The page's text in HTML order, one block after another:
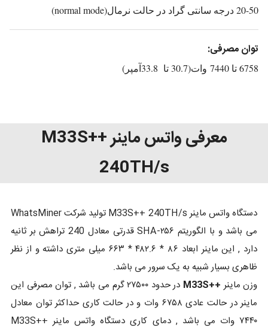
20-50 درجه سانتی گراد در حالت نرمال( normal mode
)
توان مصرفی:
6758 تا 7440 وات(30.7 تا 33.8آمپر)
معرفی واتس ماینر M33S++
240TH/s
دستگاه واتس ماینر M33S++ 240TH/s تولید شرکت WhatsMiner
می باشد و با الگوریتم SHA-۲۵۶ قدرتی معادل 240 تراهش بر ثانیه
دارد , این ماینر ابعاد ۸۶ * ۴۸۲.۶ * ۶۶۳ میلی متری داشته و از نظر
ظاهری بسیار شبیه به یک سرور می باشد.
وزن ماینر++M33S
در حدود ۲۷۵۰۰ گرم می باشد , توان مصرفی این
ماینر در حالت عادی ۶۷۵۸ وات و در حالت کاری حداکثر توان معادل
۷۴۴۰ وات می باشد , دمای کاری دستگاه واتس ماینر M33S++